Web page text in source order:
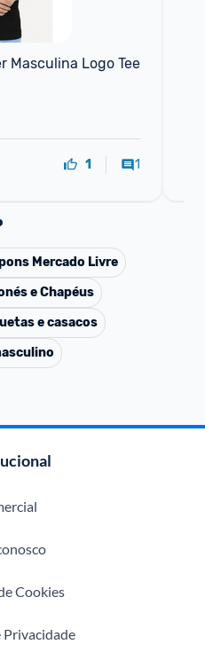
Masculina Logo Tee
1 1
Mercado Livre
e Chapéus
e casacos
Cookies
Privacidade